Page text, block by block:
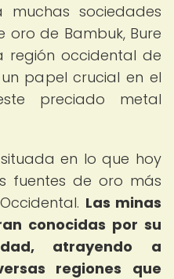
sociedades
oro de Bambuk, Bure
región occidental de
papel crucial en el
preciado metal
en lo que hoy
fuentes de oro más
Las minas
conocidas por su
atrayendo a
regiones que